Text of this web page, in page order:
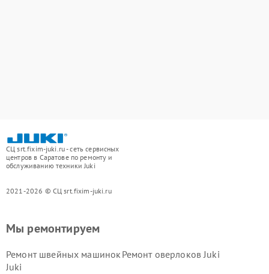
СЦ srt.fixim-juki.ru - сеть сервисных
центров в Саратове по ремонту и
обслуживанию техники Juki
2021-2026 © СЦ srt.fixim-juki.ru
Мы ремонтируем
Ремонт швейных машинок
Juki
Ремонт оверлоков Juki